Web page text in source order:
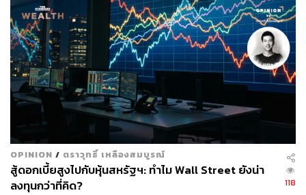
OPINION / ตราวุทธิ์ เหลืองสมบูรณ์
สู้ดอกเบี้ยสูงไปกับหุ้นสหรัฐฯ: ทำไม Wall Street ยังน่า
ลงทุนกว่าที่คิด?
118